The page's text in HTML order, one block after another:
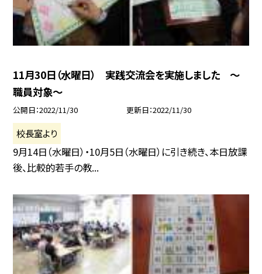
11月30日（水曜日） 実践交流会を実施しました 〜
職員対象〜
公開日 2022/11/30 更新日 2022/11/30
校長室より
9月14日（水曜日）・10月5日（水曜日）に引き続き、本日放課
後、比較的若手の教...